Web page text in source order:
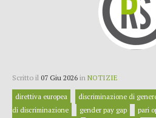
Scritto il 07 Giu 2026 in NOTIZIE
direttiva europea discriminazione di
di discriminazione
gender pay gap pari